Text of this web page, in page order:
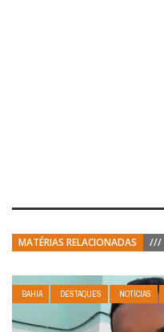
MATÉRIAS RELACIONADAS ///
BAHIA DESTAQUES NOTÍCIAS